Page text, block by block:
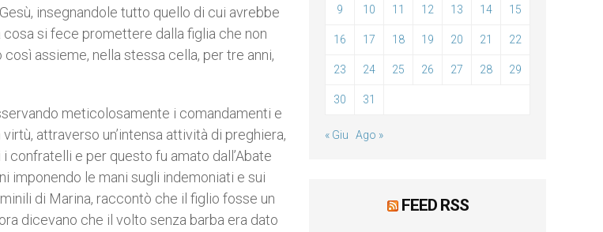
insegnandole tutto quello di cui avrebbe
si fece promettere dalla figlia che non
assieme, nella stessa cella, per tre anni,
meticolosamente i comandamenti e
attraverso un’intensa attività di preghiera,
e per questo fu amato dall’Abate
imponendo le mani sugli indemoniati e sui
di Marina, raccontò che il figlio fosse un
dicevano che il volto senza barba era dato
9 10 11 12 13 14 15
16 17 18 19 20 21 22
23 24 25 26 27 28 29
30 31
« Giu Ago »
FEED RSS